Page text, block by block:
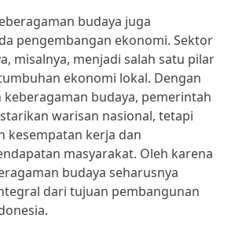
budaya juga
pengembangan ekonomi. Sektor
misalnya, menjadi salah satu pilar
ekonomi lokal. Dengan
budaya, pemerintah
warisan nasional, tetapi
kesempatan kerja dan
masyarakat. Oleh karena
budaya seharusnya
dari tujuan pembangunan